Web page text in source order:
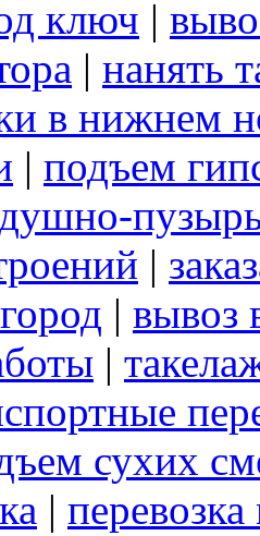
ключ |
| нанять
в нижнем
| подъем
|
| вывоз
|
сухих
|